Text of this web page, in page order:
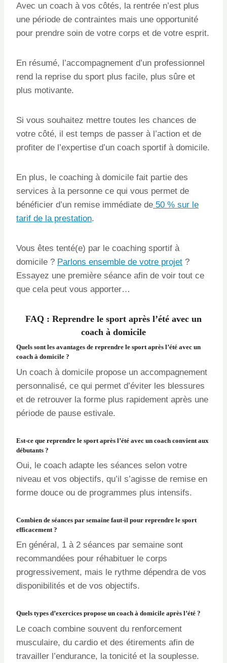
Avec un coach à vos côtés, la rentrée n’est plus
une période de contraintes mais une opportunité
pour prendre soin de votre corps et de votre esprit.
En résumé, l’accompagnement d’un professionnel
rend la reprise du sport plus facile, plus sûre et
plus motivante.
Si vous souhaitez mettre toutes les chances de
votre côté, il est temps de passer à l’action et de
profiter de l’expertise d’un coach sportif à domicile.
En plus, le coaching à domicile fait partie des
services à la personne ce qui vous permet de
bénéficier d’un remise immédiate de 50 % sur le
tarif de la prestation.
Vous êtes tenté(e) par le coaching sportif à
domicile ? Parlons ensemble de votre projet ?
Essayez une première séance afin de voir tout ce
que cela peut vous apporter…
FAQ : Reprendre le sport après l’été avec un
coach à domicile
Quels sont les avantages de reprendre le sport après l’été avec un
coach à domicile ?
Un coach à domicile propose un accompagnement
personnalisé, ce qui permet d’éviter les blessures
et de retrouver la forme plus rapidement après une
période de pause estivale.
Est-ce que reprendre le sport après l’été avec un coach convient aux
débutants ?
Oui, le coach adapte les séances selon votre
niveau et vos objectifs, qu’il s’agisse de remise en
forme douce ou de programmes plus intensifs.
Combien de séances par semaine faut-il pour reprendre le sport
efficacement ?
En général, 1 à 2 séances par semaine sont
recommandées pour réhabituer le corps
progressivement, mais le rythme dépendra de vos
disponibilités et de vos objectifs.
Quels types d’exercices propose un coach à domicile après l’été ?
Le coach combine souvent du renforcement
musculaire, du cardio et des étirements afin de
travailler l’endurance, la tonicité et la souplesse.